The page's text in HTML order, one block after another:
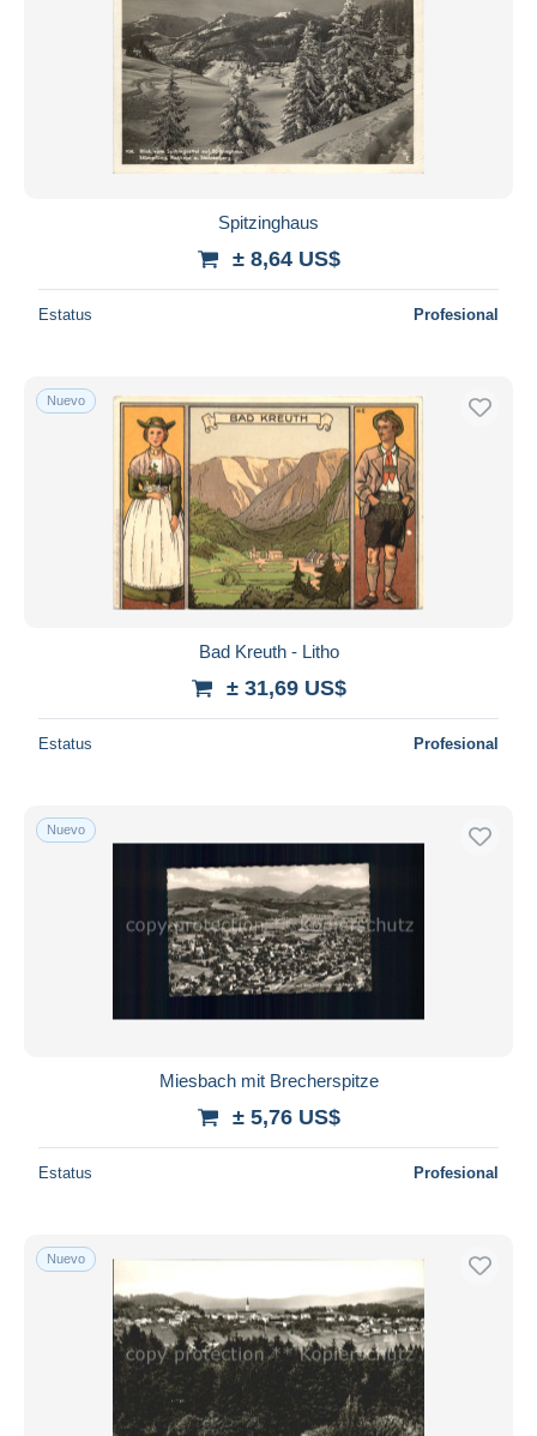
Spitzinghaus
± 8,64 US$
Estatus Profesional
Nuevo
Bad Kreuth - Litho
± 31,69 US$
Estatus Profesional
Nuevo
Miesbach mit Brecherspitze
± 5,76 US$
Estatus Profesional
Nuevo